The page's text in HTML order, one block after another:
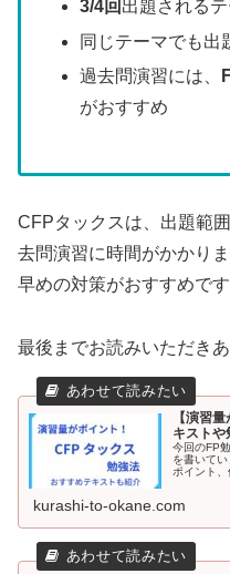
3/4回 出題される
同じテーマでも出
過去問演習には、
がおすすめ
CFPタックスは、出題範
去問演習に時間がかかりま
早めの対策がおすすめです
最後までお読みいただき
【演習
キストや
今回のFP
を書いて
ポイント
kurashi-to-okane.com